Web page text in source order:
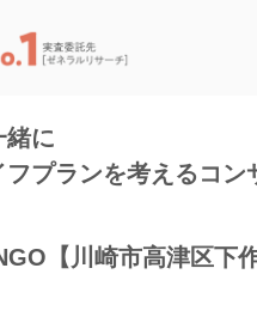
緒に
プランを考えるコン
【川崎市高津区下作